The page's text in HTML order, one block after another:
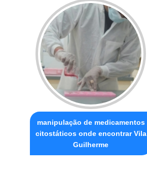
manipulação de medicamentos
citostáticos onde encontrar Vila
Guilherme